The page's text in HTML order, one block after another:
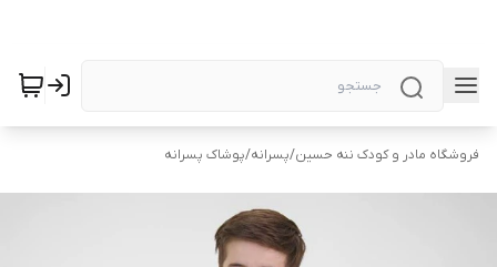
فروشگاه مادر و کودک ننه حسین/پسرانه/پوشاک پسرانه